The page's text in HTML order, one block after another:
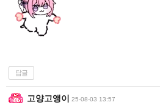
답글
고양고앵이 25-08-03 13:57